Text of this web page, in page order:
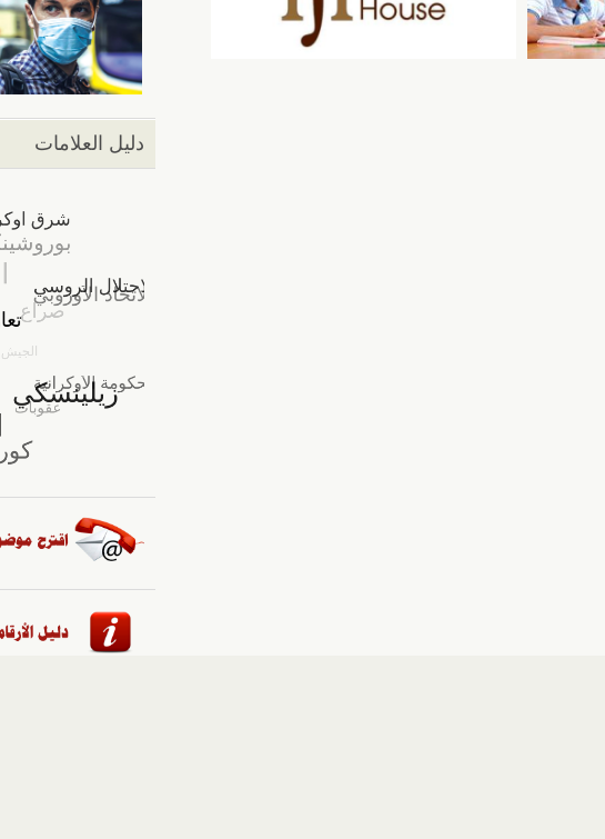
دليل العلامات